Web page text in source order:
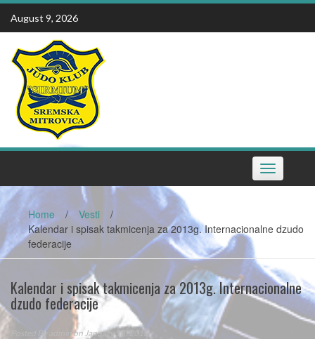
Skip
content
August 9, 2026
Toggle
navigation
Home / Vesti
/
Kalendar i spisak takmicenja za 2013g. Internacionalne dzudo
federacije
Kalendar i spisak takmicenja za 2013g. Internacionalne
dzudo federacije
Posted By adminon January 18, 2013